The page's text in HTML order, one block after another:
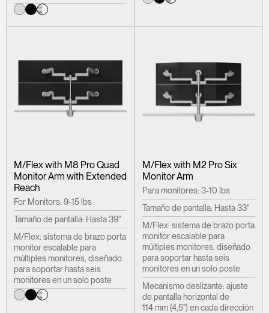
M/Flex with M8 Pro Quad
Monitor Arm with Extended
Reach
For Monitors: 9-15 lbs
Tamaño de pantalla: Hasta 39"
M/Flex: sistema de brazo porta
monitor escalable para
múltiples monitores, diseñado
para soportar hasta seis
monitores en un solo poste
M/Flex with M2 Pro Six
Monitor Arm
Para monitores: 3-10 lbs
Tamaño de pantalla: Hasta 33"
M/Flex: sistema de brazo porta
monitor escalable para
múltiples monitores, diseñado
para soportar hasta seis
monitores en un solo poste
Mecanismo deslizante: ajuste
de pantalla horizontal de
114 mm (4,5") en cada dirección